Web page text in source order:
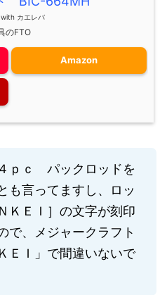
カエレバ
のFTO
Amazon
ｐｃ パックロッドを
も言ってますし、ロッ
ＫＥＩ］の文字が刻印
で、メジャークラフト
ＥＩ」で間違いないで